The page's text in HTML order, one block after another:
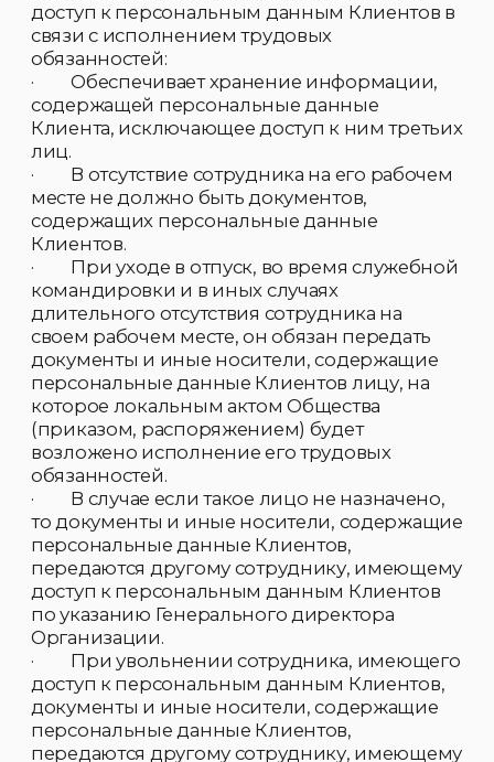
6.1.3. Блокировка персональных данных
Клиента может быть временно снята, если
это требуется для соблюдения
законодательства РФ.
6.1.4. Разблокировка персональных данных
Клиента осуществляется с его письменного
согласия (при наличии необходимости
получения согласия) или заявления Клиента.
6.1.5. Повторное согласие Клиента на
обработку его персональных данных (при
необходимости его получения) влечет
разблокирование его персональных
данных.
6.2. Порядок обезличивания и уничтожения
персональных данных:
Клиента происходит по письменному
заявлению Клиента, при условии, что все
даты окончания последнего договора
прошло не менее 5 лет.
6.2.2. При обезличивании персональные
данные в информационных системах
заменяются набором символов, по которому
невозможно определить принадлежность
персональных данных к конкретному
Клиенту.
6.2.3. Бумажные носители документов при
обезличивании персональных данных
6.2.4. Организация обязана обеспечить
конфиденциальность в отношении
персональных данных при необходимости
проведения испытаний информационных
систем на территории разработчика и
произвести безличивание персональных
данных в передаваемых разработчику
информационных системах.
6.2.5. Уничтожение персональных данных
Клиента подразумевает прекращение
какого-либо доступа к персональным
данным Клиента.
6.2.6. При уничтожении персональных
данных Клиента работники Организации не
могут получить доступ к персональным
данным субъекта в информационных